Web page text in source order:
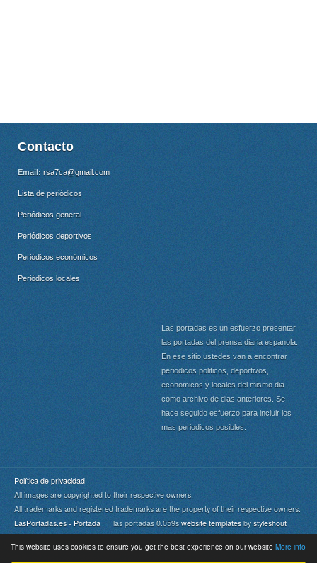
This website uses cookies to ensure you get the best experience on our website More info
Contacto
Email: rsa7ca@gmail.com
Lista de periódicos
Periódicos general
Periódicos deportivos
Periódicos económicos
Periódicos locales
Las portadas es un esfuerzo presentar
las portadas del prensa diaria espanola.
En ese sitio ustedes van a encontrar
periodicos politicos, deportivos,
economicos y locales del mismo dia
como archivo de dias anteriores. Se
hace seguido esfuerzo para incluir los
mas periodicos posibles.
Política de privacidad
All images are copyrighted to their respective owners.
All trademarks and registered trademarks are the property of their respective owners.
LasPortadas.es - Portada las portadas 0.059s website templates by styleshout